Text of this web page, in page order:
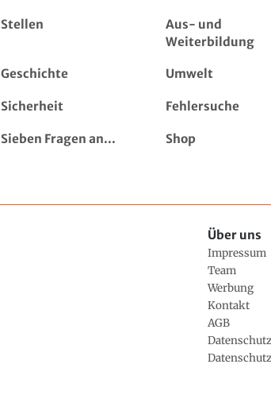
Stellen
Aus- und
Weiterbildung
Geschichte Umwelt
Sicherheit Fehlersuche
Sieben Fragen an... Shop
Über uns
Impressum
Team
Werbung
Kontakt
AGB
Datenschutz